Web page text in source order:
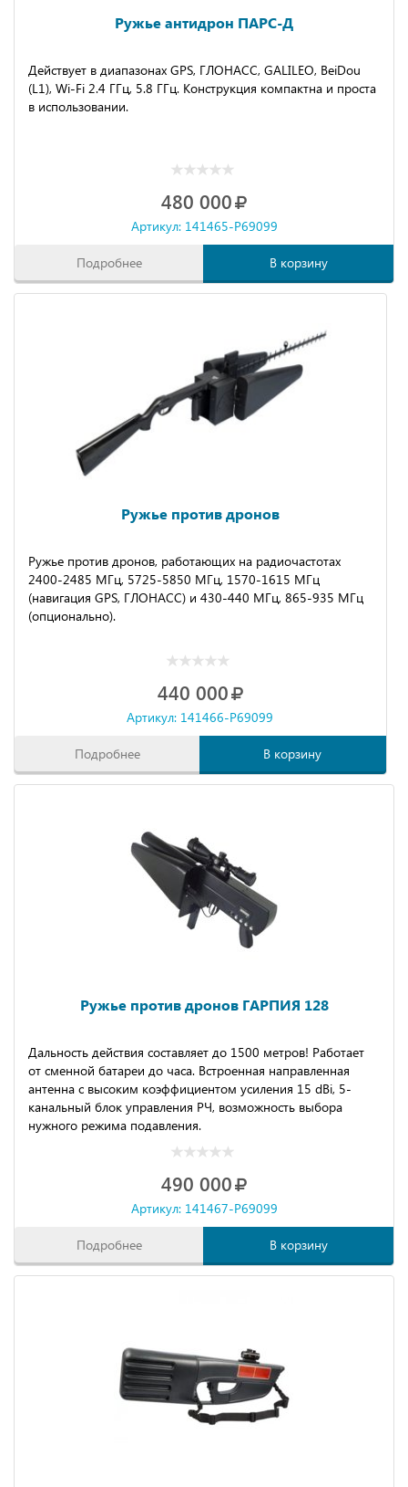
Ружье антидрон ПАРС-Д
Действует в диапазонах GPS, ГЛОНАСС, GALILEO, BeiDou
(L1), Wi-Fi 2.4 ГГц, 5.8 ГГц. Конструкция компактна и проста
в использовании.
480 000
Артикул: 141465-P69099
Подробнее В корзину
Ружье против дронов
Ружье против дронов, работающих на радиочастотах
2400-2485 МГц, 5725-5850 МГц, 1570-1615 МГц
(навигация GPS, ГЛОНАСС) и 430-440 МГц, 865-935 МГц
(опционально).
440 000
Артикул: 141466-P69099
Подробнее В корзину
Ружье против дронов ГАРПИЯ 128
Дальность действия составляет до 1500 метров! Работает
от сменной батареи до часа. Встроенная направленная
антенна с высоким коэффициентом усиления 15 dBi, 5-
канальный блок управления РЧ, возможность выбора
нужного режима подавления.
490 000
Артикул: 141467-P69099
Подробнее В корзину